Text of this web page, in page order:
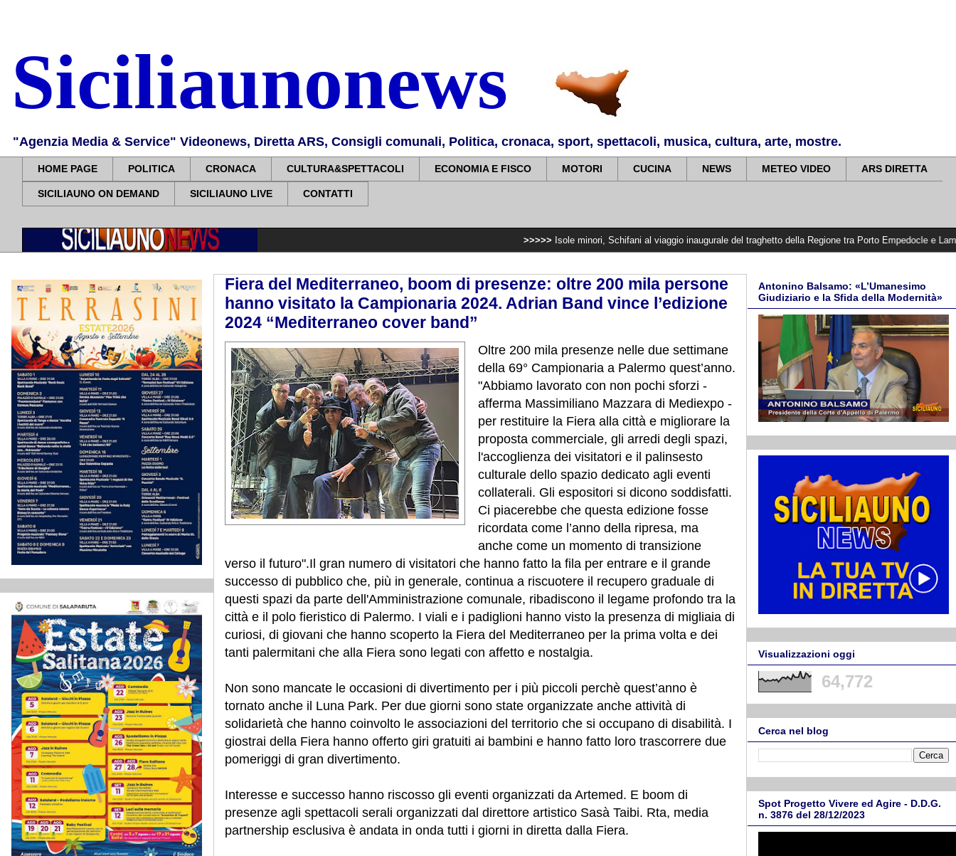
Siciliaunonews
"Agenzia Media & Service" Videonews, Diretta ARS, Consigli comunali, Politica, cronaca, sport, spettacoli, musica, cultura, arte, mostre.
HOME PAGE POLITICA CRONACA CULTURA&SPETTACOLI ECONOMIA E FISCO MOTORI CUCINA NEWS METEO VIDEO ARS DIRETTA
SICILIAUNO ON DEMAND SICILIAUNO LIVE CONTATTI
Isole minori, Schifani al viaggio inaugurale del traghetto della Regione tra Porto Empedocle e Lampedusa:
Fiera del Mediterraneo, boom di presenze: oltre 200 mila persone
hanno visitato la Campionaria 2024. Adrian Band vince l’edizione
2024 “Mediterraneo cover band”
Oltre 200 mila presenze nelle due settimane
della 69° Campionaria a Palermo quest’anno.
"Abbiamo lavorato con non pochi sforzi -
afferma Massimiliano Mazzara di Mediexpo -
per restituire la Fiera alla città e migliorare la
proposta commerciale, gli arredi degli spazi,
l'accoglienza dei visitatori e il palinsesto
culturale dello spazio dedicato agli eventi
collaterali. Gli espositori si dicono soddisfatti.
Ci piacerebbe che questa edizione fosse
ricordata come l’anno della ripresa, ma
anche come un momento di transizione
verso il futuro".Il gran numero di visitatori che hanno fatto la fila per entrare e il grande
successo di pubblico che, più in generale, continua a riscuotere il recupero graduale di
questi spazi da parte dell'Amministrazione comunale, ribadiscono il legame profondo tra la
città e il polo fieristico di Palermo. I viali e i padiglioni hanno visto la presenza di migliaia di
curiosi, di giovani che hanno scoperto la Fiera del Mediterraneo per la prima volta e dei
tanti palermitani che alla Fiera sono legati con affetto e nostalgia.
Non sono mancate le occasioni di divertimento per i più piccoli perchè quest’anno è
tornato anche il Luna Park. Per due giorni sono state organizzate anche attività di
solidarietà che hanno coinvolto le associazioni del territorio che si occupano di disabilità. I
giostrai della Fiera hanno offerto giri gratuiti ai bambini e hanno fatto loro trascorrere due
pomeriggi di gran divertimento.
Interesse e successo hanno riscosso gli eventi organizzati da Artemed. E boom di
presenze agli spettacoli serali organizzati dal direttore artistico Sasà Taibi. Rta, media
partnership esclusiva è andata in onda tutti i giorni in diretta dalla Fiera.
Antonino Balsamo: «L’Umanesimo
Giudiziario e la Sfida della Modernità»
Visualizzazioni oggi
64,772
Cerca nel blog
Spot Progetto Vivere ed Agire - D.D.G.
n. 3876 del 28/12/2023